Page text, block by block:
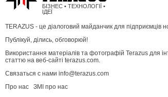
БІЗНЕС • ТЕХНОЛОГІЇ •
ІДЕЇ
TERAZUS - це діалоговий майданчик для підприємців
Публікуй, ділись, обговорюй!
Використання матеріалів та фотографій Terazus для
статтю на веб-сайті terazus.com.
Связаться с нами info@terazus.com
Про нас
ЗМІ про нас